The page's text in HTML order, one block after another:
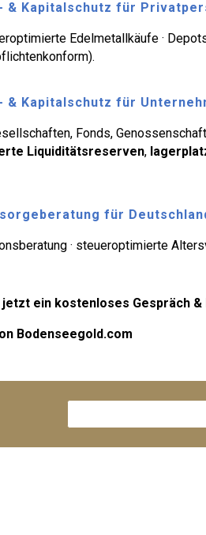
& Kapitalschutz für
Edelmetallkäufe ·
& Kapitalschutz für
Fonds,
Liquiditätsreserven,
für
· steueroptimierte
jetzt ein kostenloses Gespräch
Bodenseegold.com